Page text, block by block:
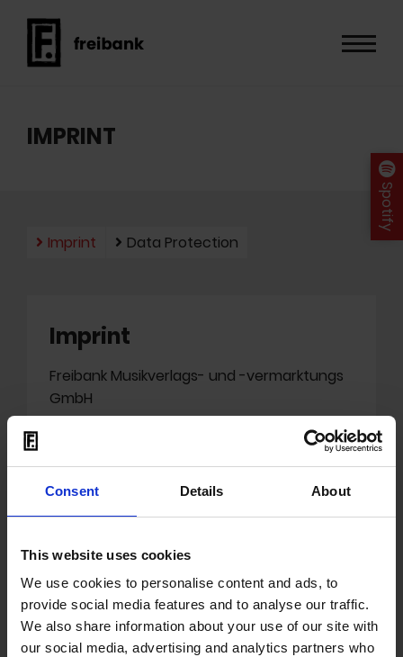
Consent Details About
This website uses cookies
We use cookies to personalise content and ads, to
provide social media features and to analyse our traffic.
We also share information about your use of our site with
our social media, advertising and analytics partners who
IMPRINT
Imprint Data Protection
Imprint
Freibank Musikverlags- und -vermarktungs
GmbH
Ottenser Hauptstasse 19 - 22765 Hamburg
Germany
Tel: +49 - 40 - 31 00 90 Fax: +49 - 40 - 313411
email: info@freibank.com
Amtsgericht Hamburg HRB 57803
Geschäftsführer: Mark Chung; Klaus Maeck
USt ID NR DE 167893056
Inhaltlich Verantwortlicher nach § 18 MStV:
Spotify